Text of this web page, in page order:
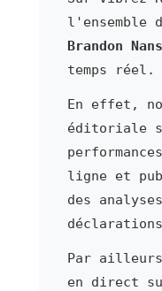
l'ensemble
Brandon
temps réel.
En effet,
éditoriale
ligne et
des
Par
en direct